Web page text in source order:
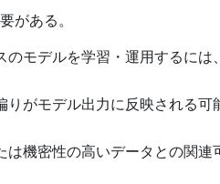
がある。
のモデルを学習・運用するには
りがモデル出力に反映される可
は機密性の高いデータとの関連